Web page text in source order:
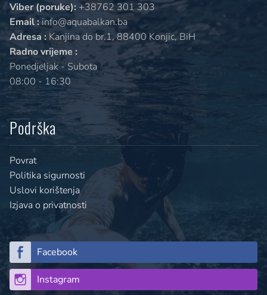
Viber (poruke): +38762 301 303
Email :info@aquabalkan.ba
Adresa : Kanjina do br.1, 88400 Konjic, BiH
Radno vrijeme :
Ponedjeljak - Subota
08:00 - 16:30
Podrška
Povrat
Politika sigurnosti
Uslovi korištenja
Izjava o privatnosti
Facebook
Instagram